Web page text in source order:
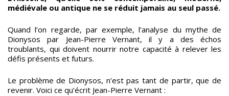
médiévale ou antique ne se réduit jamais au seul passé.
Quand l’on regarde, par exemple, l’analyse du mythe de
Dionysos par Jean-Pierre Vernant, il y a des échos
troublants, qui doivent nourrir notre capacité à relever les
défis présents et futurs.
Le problème de Dionysos, n’est pas tant de partir, que de
revenir. Voici ce qu’écrit Jean-Pierre Vernant :